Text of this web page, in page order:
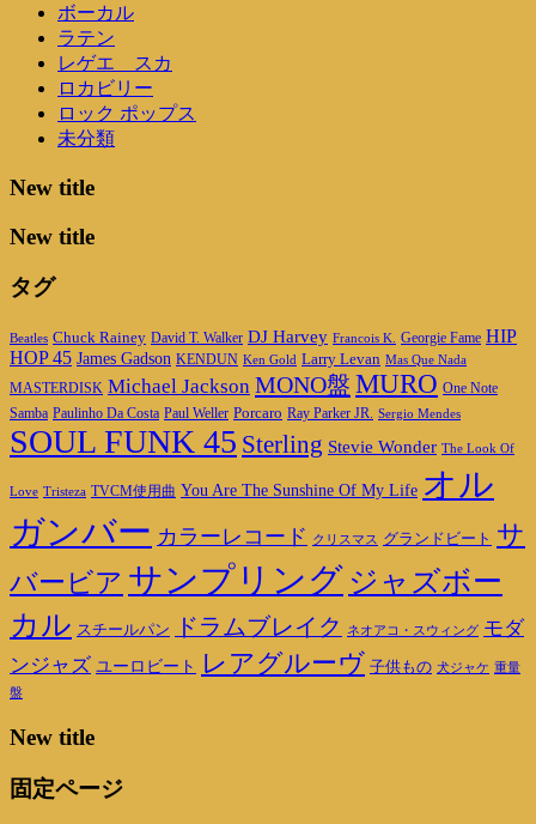
ボーカル
ラテン
レゲエ スカ
ロカビリー
ロック ポップス
未分類
New title
New title
タグ
Beatles Chuck Rainey David T. Walker DJ Harvey Francois K. Georgie Fame HIP
HOP 45 James Gadson KENDUN Ken Gold Larry Levan Mas Que Nada
MASTERDISK Michael Jackson MONO盤 MURO One Note
Samba Paulinho Da Costa Paul Weller Porcaro Ray Parker JR. Sergio Mendes
SOUL FUNK 45 Sterling Stevie Wonder The Look Of
Love Tristeza TVCM使用曲 You Are The Sunshine Of My Life オル
ガンバー カラーレコード クリスマス グランドビート サ
バービア サンプリング ジャズボー
カル スチールパン ドラムブレイク ネオアコ・スウィング モダ
ンジャズ ユーロビート レアグルーヴ 子供もの 犬ジャケ 重量
盤
New title
固定ページ